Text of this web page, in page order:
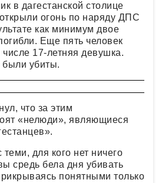
в дагестанской столице
огонь по наряду ДПС
как минимум двое
Еще пять человек
17-летняя девушка.
убиты.
что за этим
«нелюди», являющиеся
для кого нет ничего
средь бела дня убивать
понятными только